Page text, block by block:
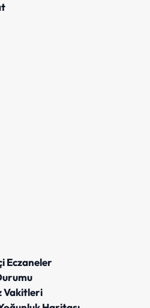
Eczaneler
Vakitleri